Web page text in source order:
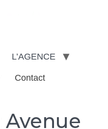
L’AGENCE
Contact
Avenue